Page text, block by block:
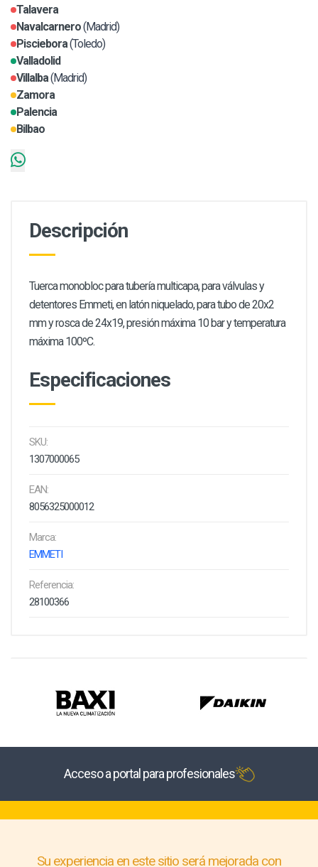
Talavera
Navalcarnero(Madrid)
Pisciebora(Toledo)
Valladolid
Villalba(Madrid)
Zamora
Palencia
Bilbao
Descripción
Tuerca monobloc para tubería multicapa, para válvulas y
detentores Emmeti, en latón niquelado, para tubo de 20x2
mm y rosca de 24x19, presión máxima 10 bar y temperatura
máxima 100ºC.
Especificaciones
SKU:
1307000065
EAN:
8056325000012
Marca:
EMMETI
Referencia:
28100366
Acceso a portal para profesionales
Su experiencia en este sitio será mejorada con